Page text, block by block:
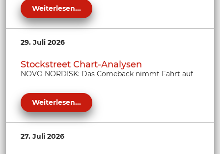
Weiterlesen...
29. Juli 2026
Stockstreet Chart-Analysen
NOVO NORDISK: Das Comeback nimmt Fahrt auf
Weiterlesen...
27. Juli 2026